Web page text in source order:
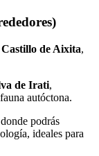
Castillo de Aixita,
de Irati,
autóctona.
podrás
ideales para